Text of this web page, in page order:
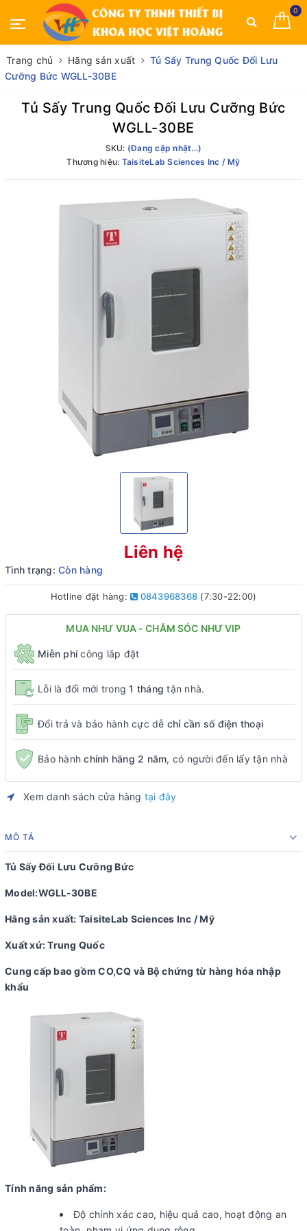
0
Trang chủ Hãng sản xuất
Tủ Sấy Trung Quốc Đối Lưu
Cưỡng Bức WGLL-30BE
Tủ Sấy Trung Quốc Đối Lưu Cưỡng Bức
WGLL-30BE
SKU: (Đang cập nhật...)
Thương hiệu: TaisiteLab Sciences Inc / Mỹ
Liên hệ
Tình trạng: Còn hàng
Hotline đặt hàng: 0843968368 (7:30-22:00)
MUA NHƯ VUA - CHĂM SÓC NHƯ VIP
Miễn phícông lắp đặt
Lỗi là đổi mới trong1 tháng tận nhà.
Đổi trả và bảo hành cực dễ chỉ cần số điện thoại
Bảo hànhchính hãng 2 năm, có người đến lấy tận nhà
Xem danh sách cửa hàng tại đây
MÔ TẢ
Tủ Sấy Đối Lưu Cưỡng Bức
Model:WGLL-30BE
Hãng sản xuất: TaisiteLab Sciences Inc / Mỹ
Xuất xứ: Trung Quốc
Cung cấp bao gồm CO,CQ và Bộ chứng từ hàng hóa nhập
khẩu
Tính năng sản phẩm:
Độ chính xác cao, hiệu quả cao, hoạt động an